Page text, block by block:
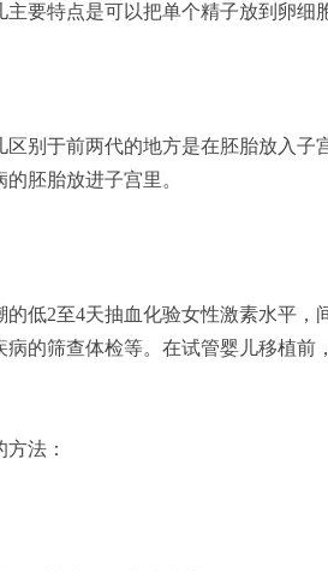
要特点是可以把单个精子放到卵细
别于前两代的地方是在胚胎放入
胚胎放进子宫里。
低2至4天抽血化验女性激素水平
的筛查体检等。在试管婴儿移植
法：